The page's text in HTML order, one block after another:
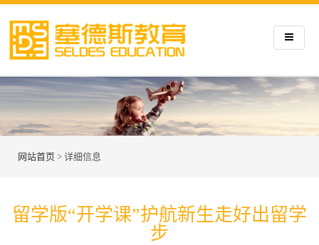
网站首页 > 详细信息
留学版“开学课”护航新生走好出留学
步